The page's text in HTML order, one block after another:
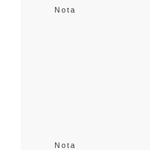
Nota
Nota